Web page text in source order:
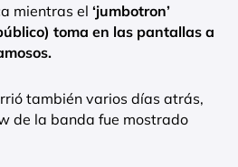
mientras el ‘jumbotron’
toma en las pantallas a
también varios días atrás,
de la banda fue mostrado